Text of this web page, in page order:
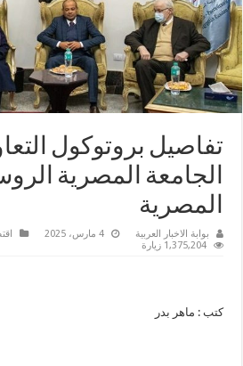
تفاصيل بروتوكول
الجامعة المصرية
المصرية
بوابة الاخبار العربية 4 مارس، 2025
1,375,204 زيارة
كتب : ماهر بدر